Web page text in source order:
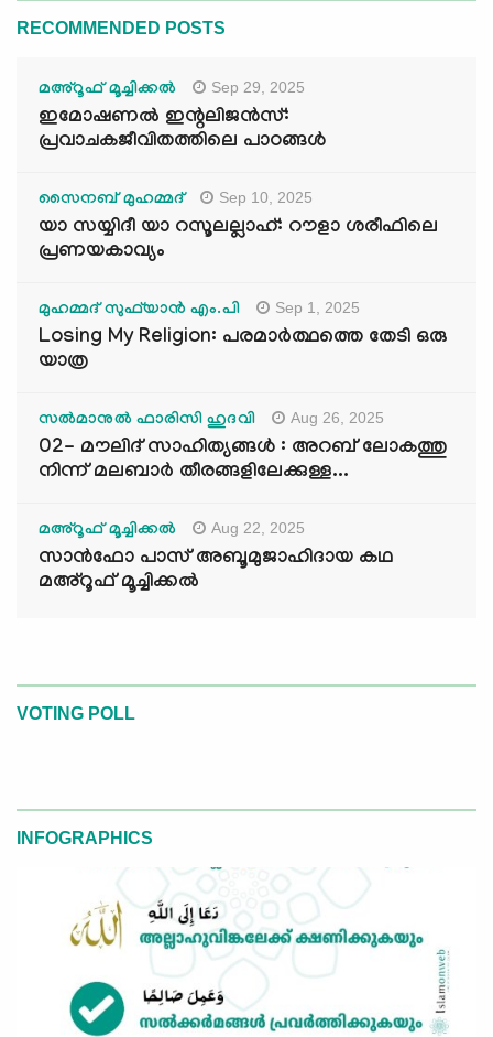
RECOMMENDED POSTS
മഅ്റൂഫ് മൂച്ചിക്കല്‍ Sep 29, 2025
ഇമോഷണൽ ഇന്റലിജൻസ്:
പ്രവാചകജീവിതത്തിലെ പാഠങ്ങൾ
സൈനബ് മുഹമ്മദ് Sep 10, 2025
യാ സയ്യിദീ യാ റസൂലല്ലാഹ്: റൗളാ ശരീഫിലെ
പ്രണയകാവ്യം
മുഹമ്മദ് സുഫ്‌യാൻ എം.പി Sep 1, 2025
Losing My Religion: പരമാർത്ഥത്തെ തേടി ഒരു
യാത്ര
സൽമാനുൽ ഫാരിസി ഹുദവി Aug 26, 2025
02- മൗലിദ് സാഹിത്യങ്ങൾ : അറബ് ലോകത്തു
നിന്ന് മലബാർ തീരങ്ങളിലേക്കുള്ള...
മഅ്റൂഫ് മൂച്ചിക്കല്‍ Aug 22, 2025
സാൻഫോ പാസ് അബൂമുജാഹിദായ കഥ
മഅ്റൂഫ് മൂച്ചിക്കല്‍
VOTING POLL
INFOGRAPHICS